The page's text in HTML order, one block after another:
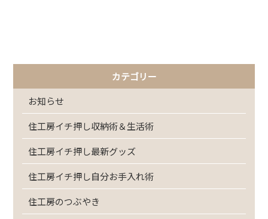
カテゴリー
お知らせ
住工房イチ押し収納術＆生活術
住工房イチ押し最新グッズ
住工房イチ押し自分お手入れ術
住工房のつぶやき